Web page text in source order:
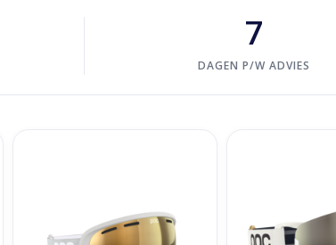
7
DAGEN P/W ADVIES